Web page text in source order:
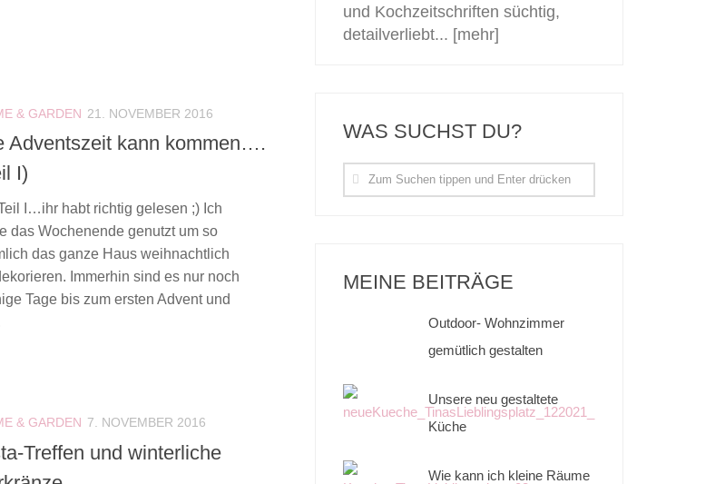
& GARDEN 21. NOVEMBER 2016
Adventszeit kann kommen….
I)
I…ihr habt richtig gelesen ;) Ich
das Wochenende genutzt um so
das ganze Haus weihnachtlich
Immerhin sind es nur noch
Tage bis zum ersten Advent und
& GARDEN 7. NOVEMBER 2016
Treffen und winterliche
und Kochzeitschriften süchtig,
detailverliebt... [mehr]
WAS SUCHST DU?
MEINE BEITRÄGE
Outdoor- Wohnzimmer
gemütlich gestalten
Unsere neu gestaltete
Küche
Wie kann ich kleine Räume